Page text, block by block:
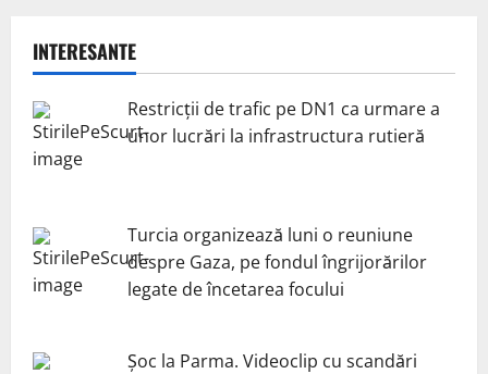
INTERESANTE
Restricții de trafic pe DN1 ca urmare a
unor lucrări la infrastructura rutieră
Turcia organizează luni o reuniune
despre Gaza, pe fondul îngrijorărilor
legate de încetarea focului
Șoc la Parma. Videoclip cu scandări